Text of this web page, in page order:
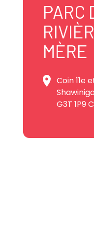
PARC
MÈRE
Coin 11e
G3T 1P9